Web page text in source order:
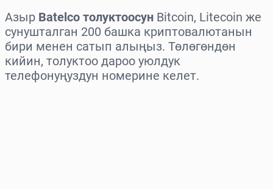
Азыр Batelco толуктоосун Bitcoin, Litecoin же
сунушталган 200 башка криптовалютанын
бири менен сатып алыңыз. Төлөгөндөн
кийин, толуктоо дароо уюлдук
телефонуңуздун номерине келет.